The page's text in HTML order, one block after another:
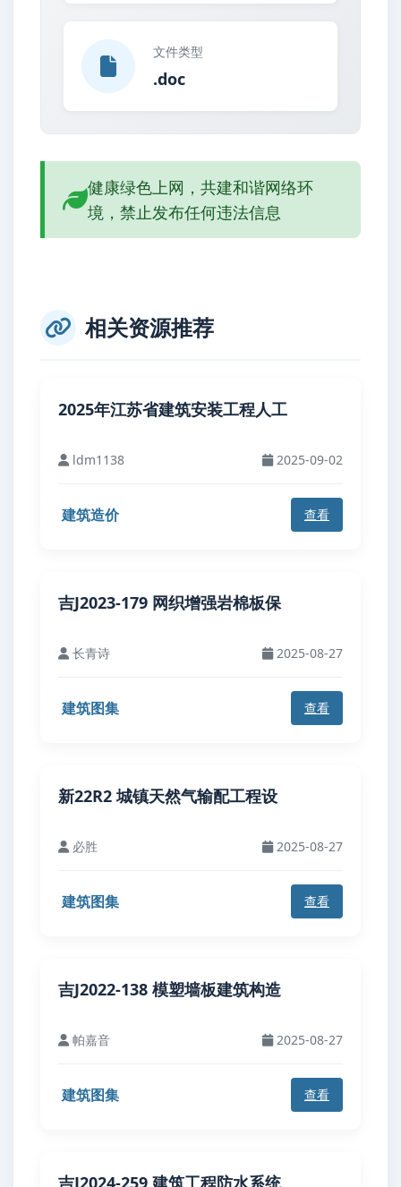
文件类型
.doc
健康绿色上网，共建和谐网络环
境，禁止发布任何违法信息
相关资源推荐
2025年江苏省建筑安装工程人工
ldm1138 2025-09-02
建筑造价 查看
吉J2023-179 网织增强岩棉板保
长青诗 2025-08-27
建筑图集 查看
新22R2 城镇天然气输配工程设
必胜 2025-08-27
建筑图集 查看
吉J2022-138 模塑墙板建筑构造
帕嘉音 2025-08-27
建筑图集 查看
吉J2024-259 建筑工程防水系统